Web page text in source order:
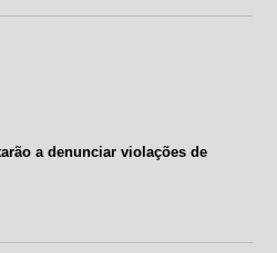
a denunciar violações de